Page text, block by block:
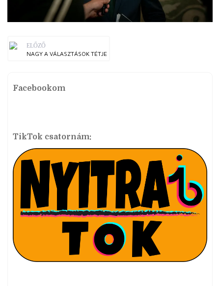
ELŐZŐ
NAGY A VÁLASZTÁSOK TÉTJE
Facebookom
TikTok csatornám: